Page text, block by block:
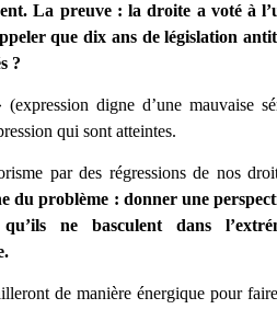
La preuve : la droite a voté à
que dix ans de législation
?
digne d’une mauvaise
qui sont atteintes.
par des régressions de nos
du problème : donner une
ne basculent dans
de manière énergique pour